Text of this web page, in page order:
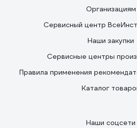
Организациям
Сервисный центр
Наши закупки
Сервисные центры
Правила применения
Каталог
Наши соцсети